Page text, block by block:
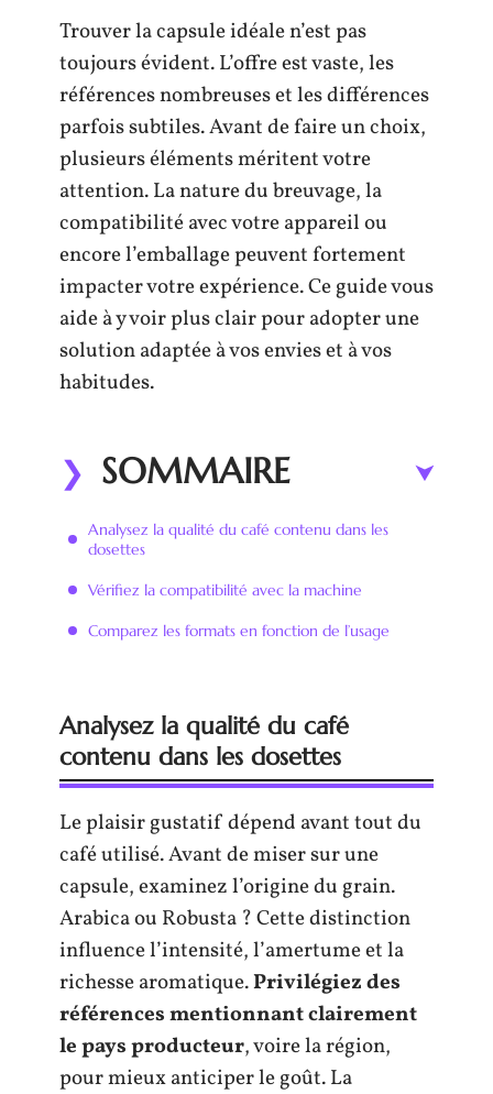
Trouver la capsule idéale n’est pas
toujours évident. L’offre est vaste, les
références nombreuses et les différences
parfois subtiles. Avant de faire un choix,
plusieurs éléments méritent votre
attention. La nature du breuvage, la
compatibilité avec votre appareil ou
encore l’emballage peuvent fortement
impacter votre expérience. Ce guide vous
aide à y voir plus clair pour adopter une
solution adaptée à vos envies et à vos
habitudes.
SOMMAIRE
Analysez la qualité du café contenu dans les
dosettes
Vérifiez la compatibilité avec la machine
Comparez les formats en fonction de l’usage
Analysez la qualité du café
contenu dans les dosettes
Le plaisir gustatif dépend avant tout du
café utilisé. Avant de miser sur une
capsule, examinez l’origine du grain.
Arabica ou Robusta ? Cette distinction
influence l’intensité, l’amertume et la
richesse aromatique.Privilégiez des
références mentionnant clairement
le pays producteur, voire la région,
pour mieux anticiper le goût. La